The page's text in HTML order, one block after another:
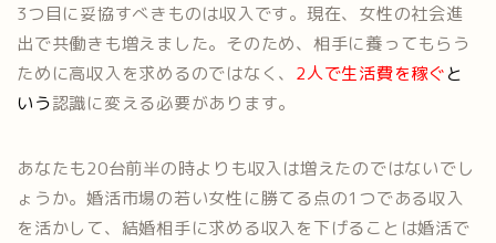
3つ目に妥協すべきものは収入です。現在、女性の社会進
出で共働きも増えました。そのため、相手に養ってもらう
ために高収入を求めるのではなく、 2人で生活費を稼ぐと
いう認識に変える必要があります。
あなたも20台前半の時よりも収入は増えたのではないでし
ょうか。婚活市場の若い女性に勝てる点の1つである収入
を活かして、結婚相手に求める収入を下げることは婚活で